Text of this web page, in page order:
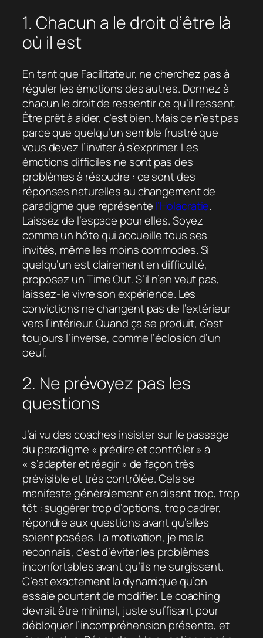
1. Chacun a le droit d’être là
où il est
En tant que Facilitateur, ne cherchez pas à
réguler les émotions des autres. Donnez à
chacun le droit de ressentir ce qu’il ressent.
Être prêt à aider, c’est bien. Mais ce n’est pas
parce que quelqu’un semble frustré que
vous devez l’inviter à s’exprimer. Les
émotions difficiles ne sont pas des
problèmes à résoudre : ce sont des
réponses naturelles au changement de
paradigme que représente l’Holacratie.
Laissez de l’espace pour elles. Soyez
comme un hôte qui accueille tous ses
invités, même les moins commodes. Si
quelqu’un est clairement en difficulté,
proposez un Time Out. S’il n’en veut pas,
laissez-le vivre son expérience. Les
convictions ne changent pas de l’extérieur
vers l’intérieur. Quand ça se produit, c’est
toujours l’inverse, comme l’éclosion d’un
oeuf.
2. Ne prévoyez pas les
questions
J’ai vu des coaches insister sur le passage
du paradigme « prédire et contrôler » à
« s’adapter et réagir » de façon très
prévisible et très contrôlée. Cela se
manifeste généralement en disant trop, trop
tôt : suggérer trop d’options, trop cadrer,
répondre aux questions avant qu’elles
soient posées. La motivation, je me la
reconnais, c’est d’éviter les problèmes
inconfortables avant qu’ils ne surgissent.
C’est exactement la dynamique qu’on
essaie pourtant de modifier. Le coaching
devrait être minimal, juste suffisant pour
débloquer l’incompréhension présente, et